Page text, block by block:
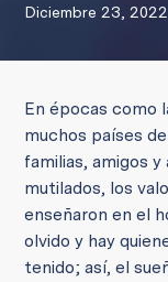
Diciembre 23, 2022
En épocas como
muchos países
familias, amigos
mutilados, los
enseñaron en el
olvido y hay
tenido; así, el